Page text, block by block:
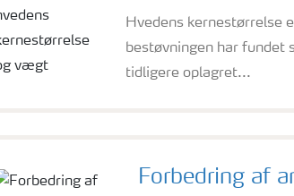
Hvedens kernestørrelse
bestøvningen har fundet
tidligere oplagret...
Forbedring af